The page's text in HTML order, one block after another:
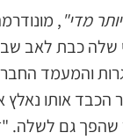
מדי",
כבת לאב
והמעמד
הכבד אותו
שהפך גם